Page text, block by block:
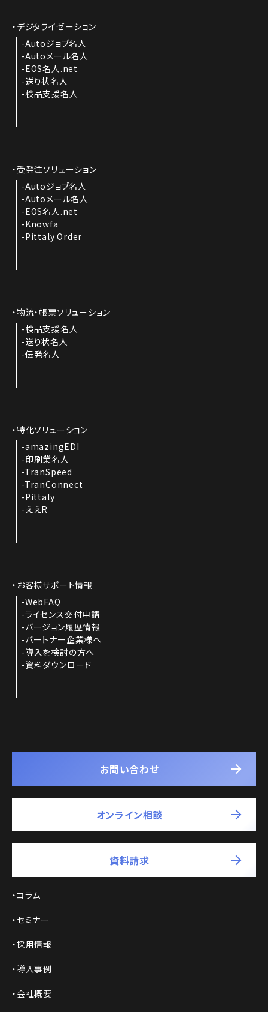
デジタライゼーション
Autoジョブ名人
Autoメール名人
EOS名人.net
送り状名人
検品支援名人
受発注ソリューション
Autoジョブ名人
Autoメール名人
EOS名人.net
Knowfa
Pittaly Order
物流・帳票ソリューション
検品支援名人
送り状名人
伝発名人
特化ソリューション
amazingEDI
印刷業名人
TranSpeed
TranConnect
Pittaly
ええR
お客様サポート情報
WebFAQ
ライセンス交付申請
バージョン履歴情報
パートナー企業様へ
導入を検討の方へ
資料ダウンロード
お問い合わせ
オンライン相談
資料請求
コラム
セミナー
採用情報
導入事例
会社概要